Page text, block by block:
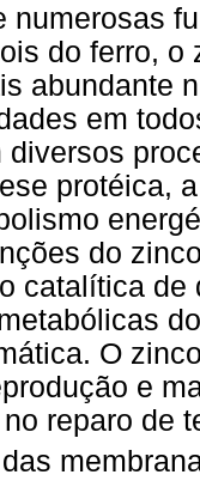
numerosas
do ferro,
abundante
em
diversos
protéica,
do
catalítica
O
e
reparo de